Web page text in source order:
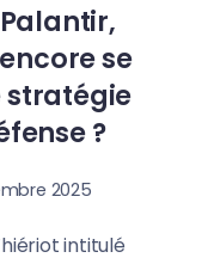
se
stratégie
?
2025
intitulé